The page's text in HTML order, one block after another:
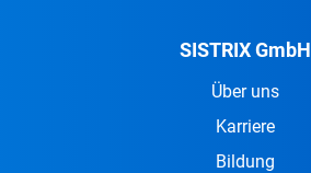
SISTRIX GmbH
Über uns
Karriere
Bildung